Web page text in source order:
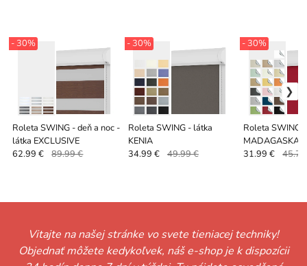
Roleta SWING - deň a noc -
látka EXCLUSIVE
- 30%
62.99 € 89.99 €
Roleta SWING - látka
KENIA
- 30%
34.99 € 49.99 €
Roleta SWING
- 30%
31.99 €
Vitajte na našej stránke vo svete tieniacej techniky!
Objednať môžete kedykoľvek, náš e-shop je k dispozícii